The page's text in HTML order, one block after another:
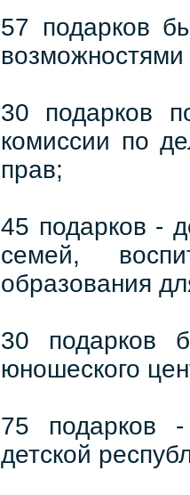
57 подарков
30 подарков
комиссии по
прав;
45 подарков -
семей,
образования
30 подарков
юношеского
75 подарков
детской